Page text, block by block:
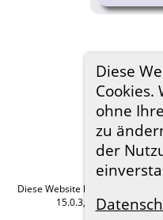
Diese
Cookies.
ohne
zu
der
Diese Website läuft mit
15.0.3, programmiert